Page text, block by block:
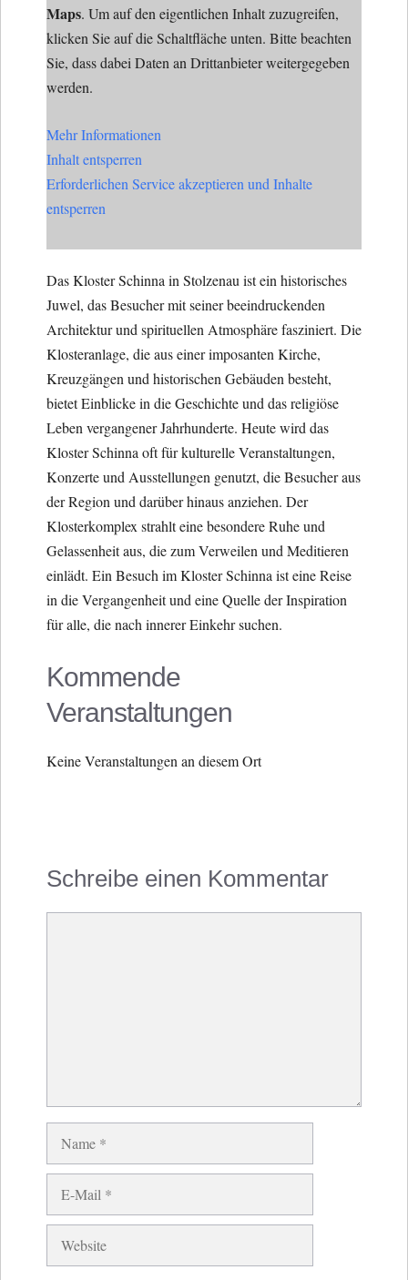
Maps. Um auf den eigentlichen Inhalt zuzugreifen,
klicken Sie auf die Schaltfläche unten. Bitte beachten
Sie, dass dabei Daten an Drittanbieter weitergegeben
werden.
Mehr Informationen
Inhalt entsperren
Erforderlichen Service akzeptieren und Inhalte
entsperren
Das Kloster Schinna in Stolzenau ist ein historisches
Juwel, das Besucher mit seiner beeindruckenden
Architektur und spirituellen Atmosphäre fasziniert. Die
Klosteranlage, die aus einer imposanten Kirche,
Kreuzgängen und historischen Gebäuden besteht,
bietet Einblicke in die Geschichte und das religiöse
Leben vergangener Jahrhunderte. Heute wird das
Kloster Schinna oft für kulturelle Veranstaltungen,
Konzerte und Ausstellungen genutzt, die Besucher aus
der Region und darüber hinaus anziehen. Der
Klosterkomplex strahlt eine besondere Ruhe und
Gelassenheit aus, die zum Verweilen und Meditieren
einlädt. Ein Besuch im Kloster Schinna ist eine Reise
in die Vergangenheit und eine Quelle der Inspiration
für alle, die nach innerer Einkehr suchen.
Kommende
Veranstaltungen
Keine Veranstaltungen an diesem Ort
Schreibe einen Kommentar
Website